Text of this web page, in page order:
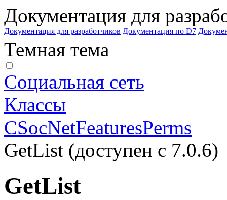
Документация для
Документация для разработчиков Документация по D7
Темная тема
Социальная сеть
Классы
CSocNetFeaturesPerms
GetList (доступен с 7.0.6)
GetList